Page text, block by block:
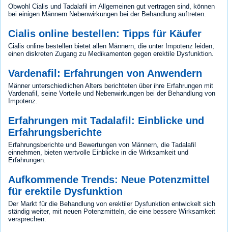
Obwohl Cialis und Tadalafil im Allgemeinen gut vertragen sind, können
bei einigen Männern Nebenwirkungen bei der Behandlung auftreten.
Cialis online bestellen: Tipps für Käufer
Cialis online bestellen bietet allen Männern, die unter Impotenz leiden,
einen diskreten Zugang zu Medikamenten gegen erektile Dysfunktion.
Vardenafil: Erfahrungen von Anwendern
Männer unterschiedlichen Alters berichteten über ihre Erfahrungen mit
Vardenafil, seine Vorteile und Nebenwirkungen bei der Behandlung von
Impotenz.
Erfahrungen mit Tadalafil: Einblicke und
Erfahrungsberichte
Erfahrungsberichte und Bewertungen von Männern, die Tadalafil
einnehmen, bieten wertvolle Einblicke in die Wirksamkeit und
Erfahrungen.
Aufkommende Trends: Neue Potenzmittel
für erektile Dysfunktion
Der Markt für die Behandlung von erektiler Dysfunktion entwickelt sich
ständig weiter, mit neuen Potenzmitteln, die eine bessere Wirksamkeit
versprechen.